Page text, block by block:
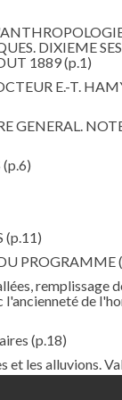
DIXIEME
1889(p.1)
E.-T.
GENERAL.
(p.6)
(p.11)
PROGRAMME
remplissage
l'ancienneté de
(p.18)
et les alluvions.
et